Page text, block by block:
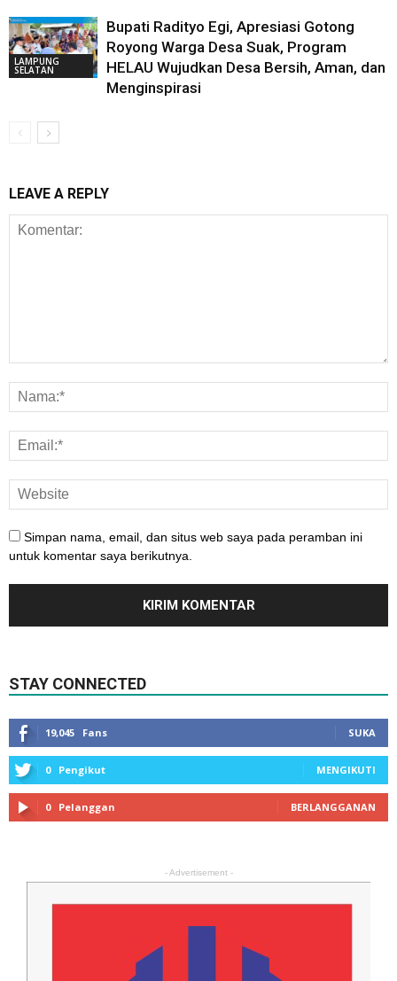
LAMPUNG
SELATAN
Bupati Radityo Egi, Apresiasi Gotong
Royong Warga Desa Suak, Program
HELAU Wujudkan Desa Bersih, Aman, dan
Menginspirasi
LEAVE A REPLY
Simpan nama, email, dan situs web saya pada peramban ini
untuk komentar saya berikutnya.
STAY CONNECTED
19,045 Fans SUKA
0 Pengikut MENGIKUTI
0 Pelanggan BERLANGGANAN
- Advertisement -